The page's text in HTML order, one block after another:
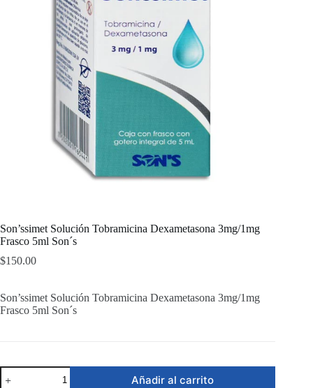
Son’ssimet Solución Tobramicina Dexametasona 3mg/1mg
Frasco 5ml Son´s
$150.00
Son’ssimet Solución Tobramicina Dexametasona 3mg/1mg
Frasco 5ml Son´s
Son'ssimet
Solución
Añadir al carrito